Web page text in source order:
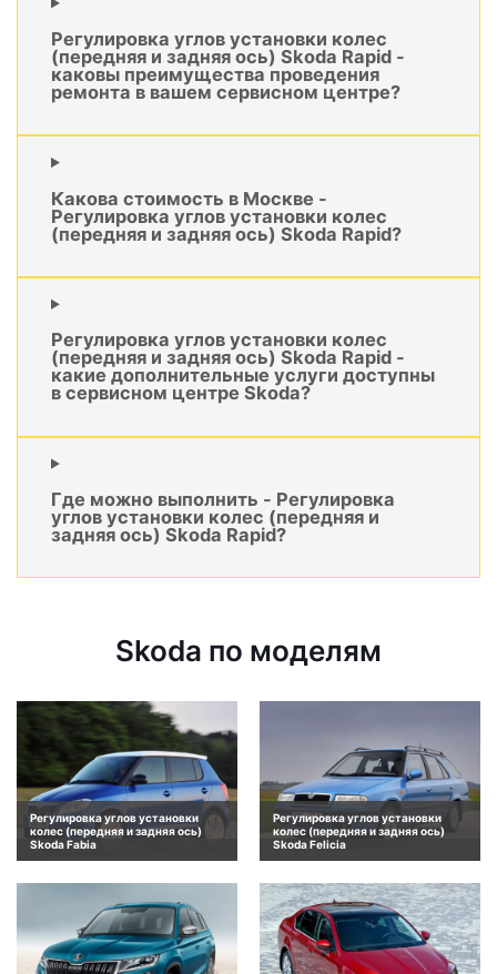
Регулировка углов установки колес
(передняя и задняя ось) Skoda Rapid -
каковы преимущества проведения
ремонта в вашем сервисном центре?
Какова стоимость в Москве -
Регулировка углов установки колес
(передняя и задняя ось) Skoda Rapid?
Регулировка углов установки колес
(передняя и задняя ось) Skoda Rapid -
какие дополнительные услуги доступны
в сервисном центре Skoda?
Где можно выполнить - Регулировка
углов установки колес (передняя и
задняя ось) Skoda Rapid?
Skoda по моделям
Регулировка углов установки
колес (передняя и задняя ось)
Skoda Fabia
Регулировка углов установки
колес (передняя и задняя ось)
Skoda Felicia